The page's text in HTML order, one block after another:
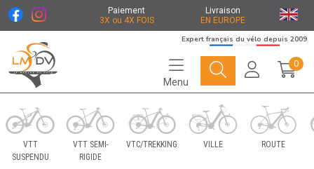
Paiement
3X ou 4X FOIS
Livraison
EN EUROPE
Le Marché du Vélo Votre distributeurs de vélo
Expert français du vélo depuis 2009
Menu
0
VTT
SUSPENDU
VTT SEMI-
RIGIDE
VTC/TREKKING VILLE ROUTE